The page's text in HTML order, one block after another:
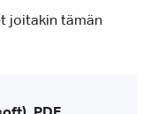
joitakin tämän